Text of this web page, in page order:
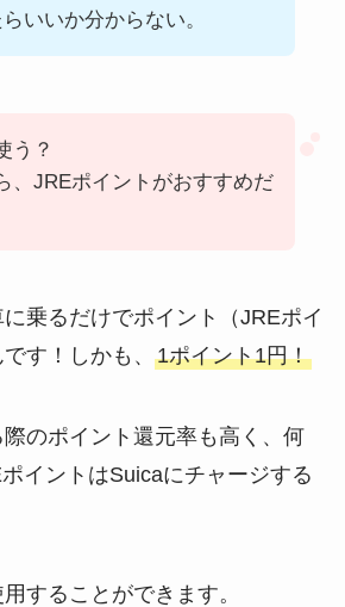
いいか分からない。
う？
、JREポイントがおすすめだ
乗るだけでポイント（JREポイ
す！しかも、 1ポイント1円！
のポイント還元率も高く、何
イントはSuicaにチャージする
することができます。